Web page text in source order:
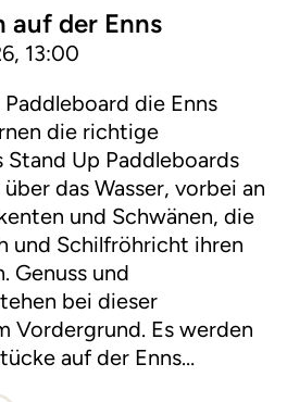
auf der Enns
13:00
die Enns
die richtige
Stand Up Paddleboards
das Wasser, vorbei an
und Schwänen, die
und Schilfröhricht ihren
Genuss und
bei dieser
Vordergrund. Es werden
auf der Enns